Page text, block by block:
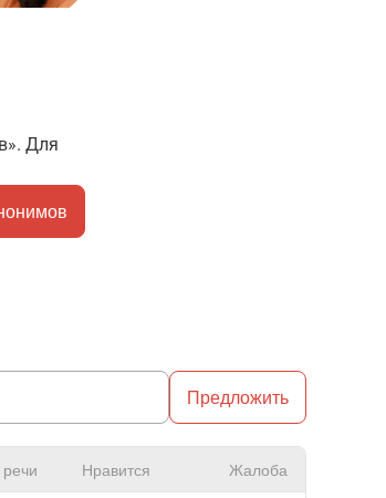
Для
Предложить
Нравится Жалоба